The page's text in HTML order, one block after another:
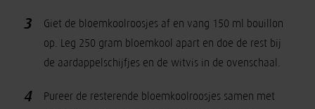
3
Giet de bloemkoolroosjes af en vang 150 ml bouillon
op. Leg 250 gram bloemkool apart en doe de rest bij
de aardappelschijfjes en de witvis in de ovenschaal.
4
Pureer de resterende bloemkoolroosjes samen met